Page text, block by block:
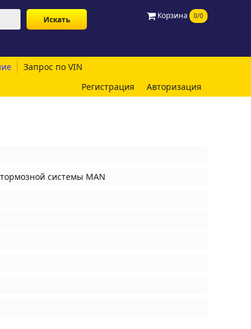
Корзина 0/0
Запрос по VIN
Регистрация
Авторизация
системы MAN